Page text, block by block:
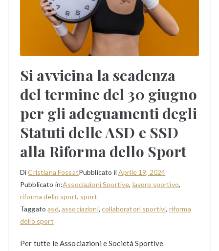
Si avvicina la scadenza
del termine del 30 giugno
per gli adeguamenti degli
Statuti delle ASD e SSD
alla Riforma dello Sport
DiCristiana FossatPubblicato il Aprile 19, 2024
Pubblicato in:Associazioni Sportive, lavoro sportivo,
riforma dello sport, sport
Taggatoasd, associazioni,collaboratori sportivi, riforma
dello sport
Per tutte le Associazioni e Società Sportive